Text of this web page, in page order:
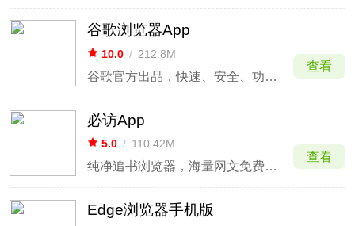
谷歌浏览器App
10.0 / 212.8M
谷歌官方出品，快速、安全、功能全面的安卓网页浏览器
查看
必访App
5.0 / 110.42M
纯净追书浏览器，海量网文免费畅读
查看
Edge浏览器手机版